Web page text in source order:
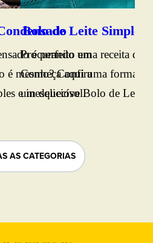
é perfeito em
é mesmo? Confira
e inesquecível.
Bolo de Leite Simples
Procurando uma receita de
Conheça aqui uma forma
um delicioso Bolo de Leite.
AS CATEGORIAS